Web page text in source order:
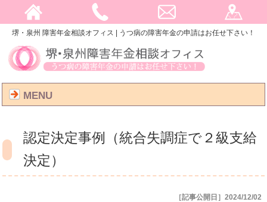
堺・泉州 障害年金相談オフィス | うつ病の障害年金の申請はお任せ下さい！
MENU
認定決定事例（統合失調症で２級支給
決定）
［記事公開日］2024/12/02